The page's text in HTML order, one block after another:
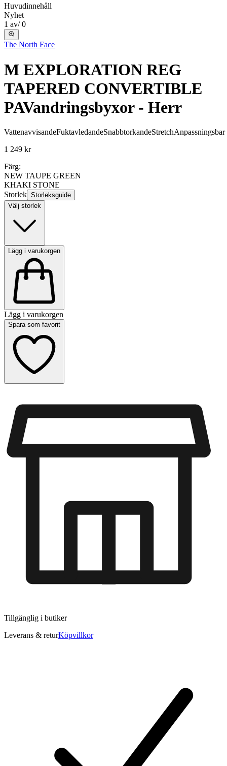
Huvudinnehåll
Nyhet
1 av/ 0
The North Face
M EXPLORATION REG
TAPERED CONVERTIBLE
PAVandringsbyxor - Herr
VattenavvisandeFuktavledandeSnabbtorkandeStretchAnpassningsbar
1 249 kr
Färg:
NEW TAUPE GREEN
KHAKI STONE
Storlek Storleksguide
Välj storlek
Lägg i varukorgen
Lägg i varukorgen
Spara som favorit
Tillgänglig i butiker
Leverans & returKöpvillkor